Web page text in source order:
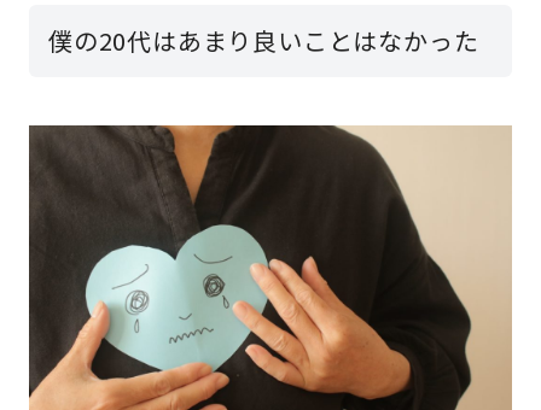
僕の20代はあまり良いことはなかった